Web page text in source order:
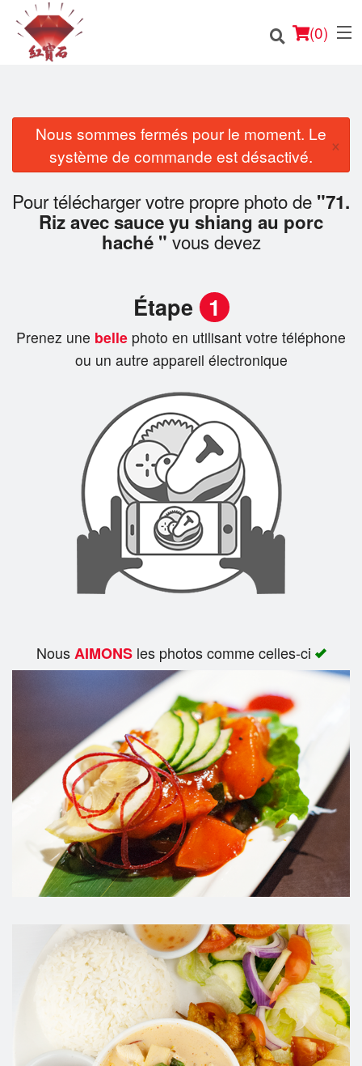
(0)
Commander en ligne
Français
Panier (0)
Nous sommes fermés pour le moment. Le
système de commande est désactivé.
×
Pour télécharger votre propre photo de "71.
Riz avec sauce yu shiang au porc
haché "vous devez
Étape 1
Prenez une belle photo en utilisant votre téléphone
ou un autre appareil électronique
NousAIMONSles photos comme celles-ci